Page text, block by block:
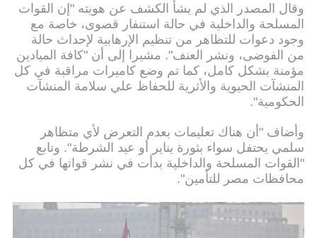
وقال المصدر الذي لم يشأ الكشف عن هويته "إن القوات
المسلحة والداخلية في حالة استنفار قصوى، خاصة مع
وجود دعوات للتظاهر من تنظيم الإرهابية لإحداث حالة
من الفوضى، ونشر العنف". مشيرا إلى أن "كافة الميادين
مؤمنة بشكل كامل، كما تم وضع كاميرات مراقبة في كل
المنشآت الحيوية والأثرية للحفاظ علي سلامة المنشآت
الحكومية".
وأضاف "أن هناك تعليمات بعدم التعرض لأي متظاهر
سلمي يحتفل سواء بثورة يناير أو عيد الشرطة". وتابع
"القوات المسلحة والداخلية بدأت في نشر قواتها في كل
محافظات مصر للتأمين".